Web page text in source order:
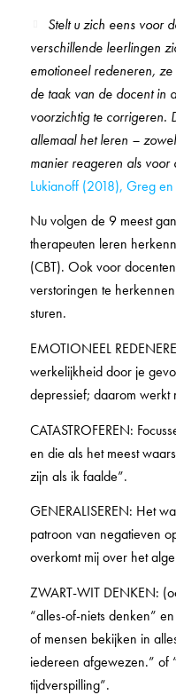
Stelt u zich eens voor
verschillende leerlingen
emotioneel redeneren,
de taak van de docent in
voorzichtig te corrigeren.
allemaal het leren –
manier reageren als voor
Lukianoff (2018), Greg
Nu volgen de 9 meest
therapeuten leren
(CBT). Ook voor
verstoringen te
sturen.
EMOTIONEEL
werkelijkheid door je
depressief; daarom werkt
CATASTROFEREN:
en die als het meest
zijn als ik faalde”.
GENERALISEREN: Het
patroon van negatieven
overkomt mij over het
ZWART-WIT DENKEN:
“alles-of-niets denken”
of mensen bekijken in
iedereen afgewezen.” of
tijdverspilling”.